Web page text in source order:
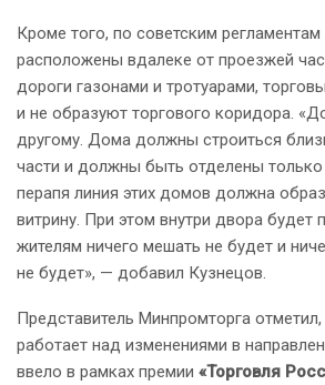
Кроме того, по советским
расположены вдалеке от проезжей
дороги газонами и тротуарами,
и не образуют торгового коридора.
другому. Дома должны строиться
части и должны быть отделены только
перапя линия этих домов должна
витрину. При этом внутри двора будет
жителям ничего мешать не будет и
не будет», — добавил Кузнецов.
Представитель Минпромторга
работает над изменениями в
ввело в рамках премии «Торговля